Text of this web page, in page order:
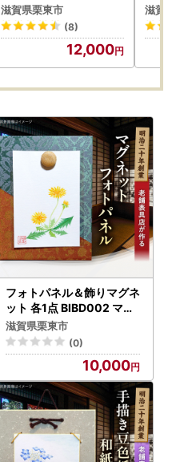
BIBI006 カップ麺 防災
防災グッズ
滋賀県栗東市
(8)
12,000
ント
滋賀
フォトパネル＆飾りマグネ
ット 各1点 BIBD002 マグ
ネット
滋賀県栗東市
(0)
10,000